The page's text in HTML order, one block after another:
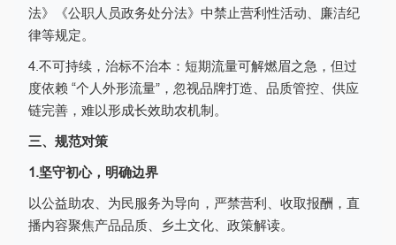
法》《公职人员政务处分法》中禁止营利性活动、廉洁纪
律等规定。
4.不可持续，治标不治本：短期流量可解燃眉之急，但过
度依赖 “个人外形流量”，忽视品牌打造、品质管控、供应
链完善，难以形成长效助农机制。
三、规范对策
1.坚守初心，明确边界
以公益助农、为民服务为导向，严禁营利、收取报酬，直
播内容聚焦产品品质、乡土文化、政策解读。